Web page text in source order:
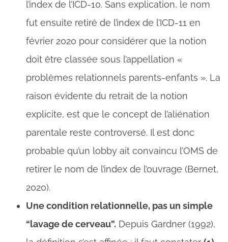
l’index de l’ICD-10. Sans explication, le nom
fut ensuite retiré de l’index de l’ICD-11 en
février 2020 pour considérer que la notion
doit être classée sous l’appellation «
problèmes relationnels parents-enfants ». La
raison évidente du retrait de la notion
explicite, est que le concept de l’aliénation
parentale reste controversé. Il est donc
probable qu’un lobby ait convaincu l’OMS de
retirer le nom de l’index de l’ouvrage (Bernet,
2020).
Une condition relationnelle, pas un simple
“lavage de cerveau”. Depuis Gardner (1992),